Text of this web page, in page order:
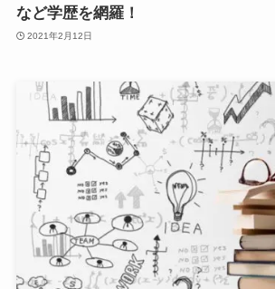
など学歴を網羅！
2021年2月12日